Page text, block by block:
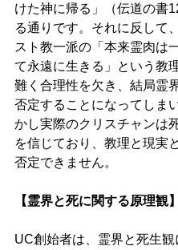
けた神に帰る」（伝道の書
る通りです。それに反して
スト教一派の「本来霊肉は
て永遠に生きる」という教
難く合理性を欠き、結局霊
否定することになってしま
かし実際のクリスチャンは
を信じており、教理と現実
否定できません。
【霊界と死に関する原理観】
UC創始者は、霊界と死生観